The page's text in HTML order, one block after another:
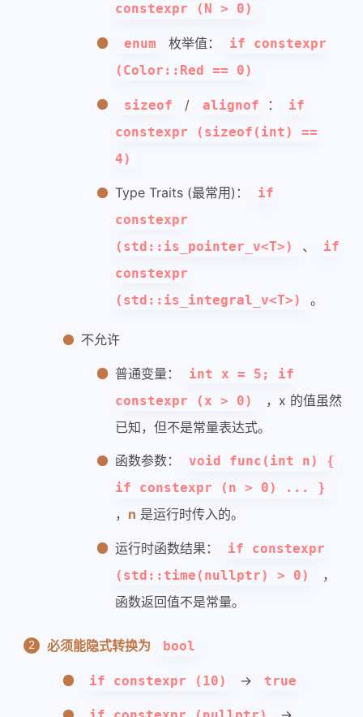
constexpr (N > 0)
enum 枚举值：
if constexpr
(Color::Red == 0)
sizeof / alignof ：
if
constexpr (sizeof(int) ==
4)
Type Traits (最常用)：
if
constexpr
(std::is_pointer_v<T>)
、
if
constexpr
(std::is_integral_v<T>)
。
不允许
普通变量：
int x = 5; if
constexpr (x > 0)
，x 的值虽然
已知，但不是常量表达式。
函数参数：
void func(int n) {
if constexpr (n > 0) ... }
， n 是运行时传入的。
运行时函数结果：
if constexpr
(std::time(nullptr) > 0)
，
函数返回值不是常量。
必须能隐式转换为 bool
if constexpr (10) -> true